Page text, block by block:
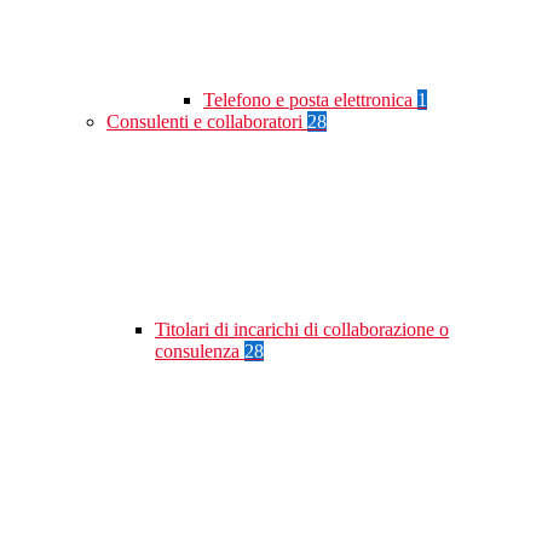
Telefono e posta elettronica 1
Consulenti e collaboratori 28
Titolari di incarichi di collaborazione o
consulenza 28